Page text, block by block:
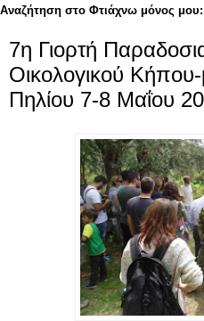
Αναζήτηση στο Φτιάχνω μόνος μου:
7η Γιορτή
Οικολογικού
Πηλίου 7-8 Μαΐου